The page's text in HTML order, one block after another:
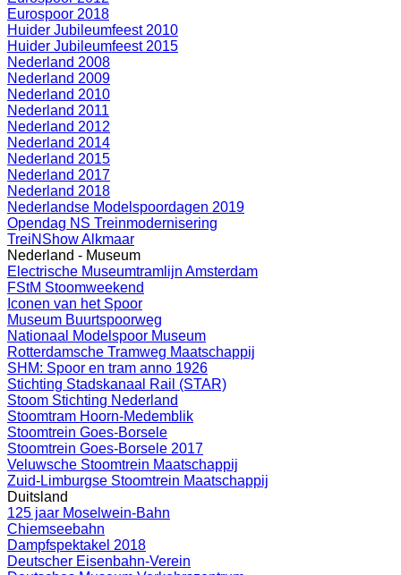
Eurospoor 2018
Huider Jubileumfeest 2010
Huider Jubileumfeest 2015
Nederland 2008
Nederland 2009
Nederland 2010
Nederland 2011
Nederland 2012
Nederland 2014
Nederland 2015
Nederland 2017
Nederland 2018
Nederlandse Modelspoordagen 2019
Opendag NS Treinmodernisering
TreiNShow Alkmaar
Nederland - Museum
Electrische Museumtramlijn Amsterdam
FStM Stoomweekend
Iconen van het Spoor
Museum Buurtspoorweg
Nationaal Modelspoor Museum
Rotterdamsche Tramweg Maatschappij
SHM: Spoor en tram anno 1926
Stichting Stadskanaal Rail (STAR)
Stoom Stichting Nederland
Stoomtram Hoorn-Medemblik
Stoomtrein Goes-Borsele
Stoomtrein Goes-Borsele 2017
Veluwsche Stoomtrein Maatschappij
Zuid-Limburgse Stoomtrein Maatschappij
Duitsland
125 jaar Moselwein-Bahn
Chiemseebahn
Dampfspektakel 2018
Deutscher Eisenbahn-Verein